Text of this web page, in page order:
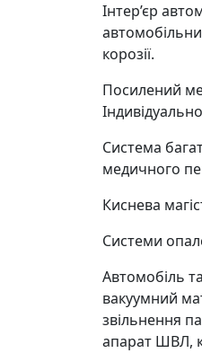
Інтер’єр
корозії.
Посилений
Система
медичного
Киснева
Системи
Автомобіль
вакуумний
звільнення
апарат ШВЛ,